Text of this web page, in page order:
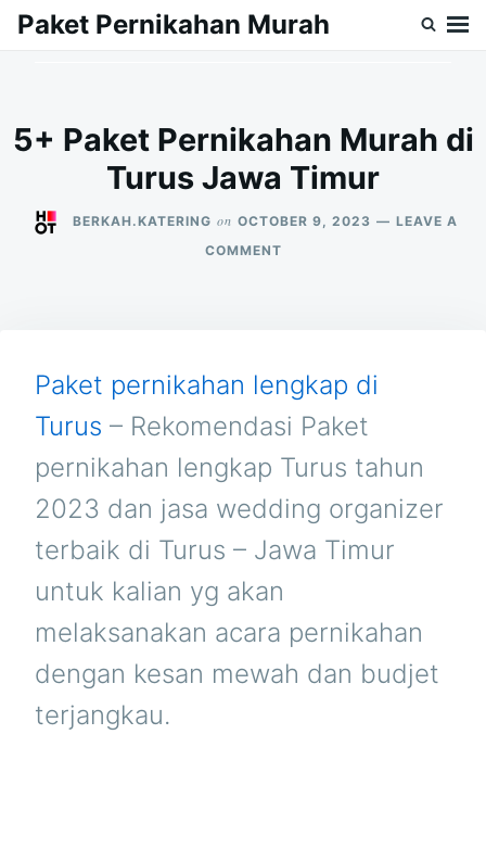
SkipSearch
Paket Pernikahan Murah
5+ Paket Pernikahan Murah di
Turus Jawa Timur
BERKAH.KATERING on OCTOBER 9, 2023
LEAVE A
COMMENTON
TURUS
JAWA
TIMUR
Paket pernikahan lengkap di
Turus – Rekomendasi Paket
pernikahan lengkap Turus tahun
2023 dan jasa wedding organizer
terbaik di Turus – Jawa Timur
untuk kalian yg akan
melaksanakan acara pernikahan
dengan kesan mewah dan budjet
terjangkau.